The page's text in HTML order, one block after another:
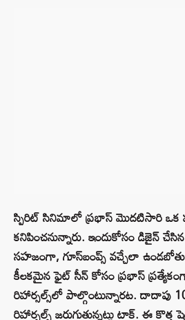
స్పిరిట్ సినిమాలో ప్రభాస్ మొదటిసారి ఒక
కనిపించనున్నారు. ఇందుకోసం డిజైన్
సహజంగా, గూస్‌బంప్స్ వచ్చేలా
కీలకమైన ఫైట్ సీన్ కోసం ప్రభాస్
రిహార్సల్స్‌లో పాల్గొంటున్నారట. దాదాపు
రిహార్సల్స్ జరుగుతున్నట్టు టాక్. ఈ